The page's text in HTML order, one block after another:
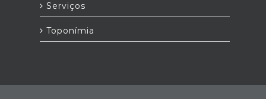
Serviços
Toponímia